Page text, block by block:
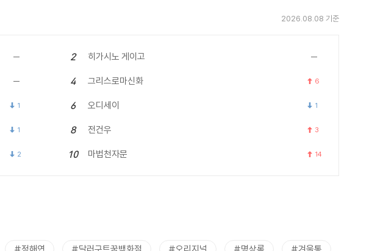
2026.08.08 기준
2 히가시노 게이고
4 그리스로마신화 6
1 6 오디세이 1
1 8 전건우 3
2 10 마법천자문 14